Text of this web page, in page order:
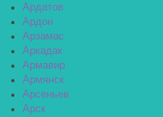
Ардатов
Ардон
Арзамас
Аркадак
Армавир
Армянск
Арсеньев
Арск